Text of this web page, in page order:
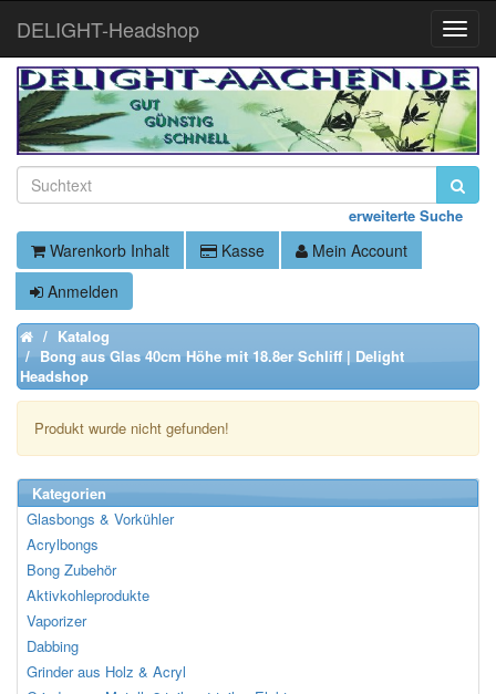
erweiterte Suche
Warenkorb Inhalt Kasse
Mein Account
Anmelden
HomeKatalog
Bong aus Glas 40cm Höhe mit 18.8er Schliff | Delight
Headshop
Produkt wurde nicht gefunden!
Kategorien
Glasbongs & Vorkühler
Acrylbongs
Bong Zubehör
Aktivkohleprodukte
Vaporizer
Dabbing
Grinder aus Holz & Acryl
Toggle
DELIGHT-Headshop